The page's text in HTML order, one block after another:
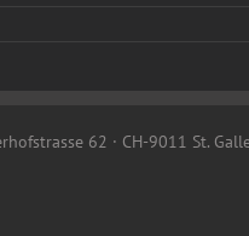
62 · CH-9011 St.